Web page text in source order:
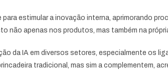
estimular a inovação interna, aprimorando
não apenas nos produtos, mas também na
da IA em diversos setores, especialmente os
tradicional, mas sim a complementem,